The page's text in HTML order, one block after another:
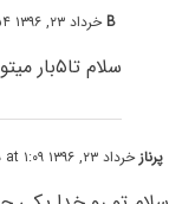
Bخرداد ۲۳, ۱۳۹۶ at ۵:۵۴ ب٫ظ
سلام تا۵بار میتونید
پرنازخرداد ۲۳, ۱۳۹۶ at ۱:۰۹ ب٫ظ